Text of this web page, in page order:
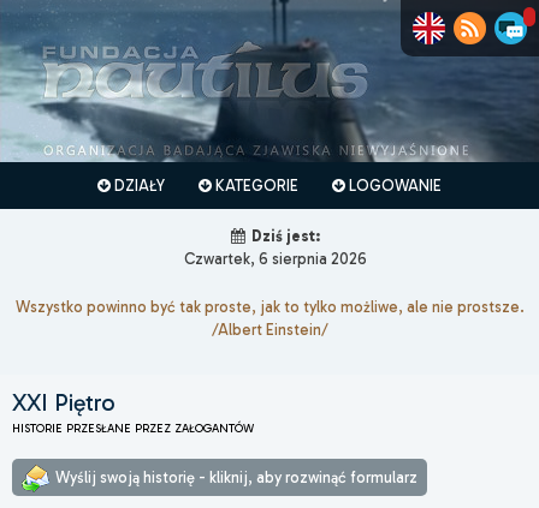
DZIAŁY KATEGORIE LOGOWANIE
Dziś jest:
Czwartek, 6 sierpnia 2026
Wszystko powinno być tak proste, jak to tylko możliwe, ale nie prostsze.
/Albert Einstein/
XXI Piętro
HISTORIE PRZESŁANE PRZEZ ZAŁOGANTÓW
Wyślij swoją historię - kliknij, aby rozwinąć formularz